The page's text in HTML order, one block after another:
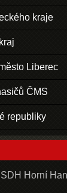
kraje
Liberec
ČMS
republiky
Horní